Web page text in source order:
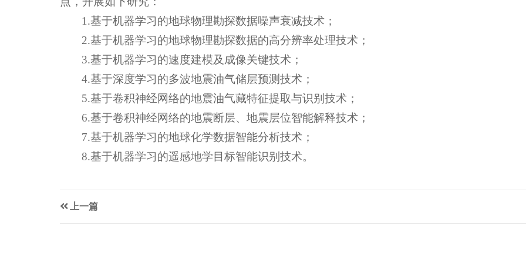
1.基于机器学习的地球物理勘探数据噪声衰减技术；
2.基于机器学习的地球物理勘探数据的高分辨率处理技术；
3.基于机器学习的速度建模及成像关键技术；
4.基于深度学习的多波地震油气储层预测技术；
5.基于卷积神经网络的地震油气藏特征提取与识别技术；
6.基于卷积神经网络的地震断层、地震层位智能解释技术；
7.基于机器学习的地球化学数据智能分析技术；
8.基于机器学习的遥感地学目标智能识别技术。
上一篇